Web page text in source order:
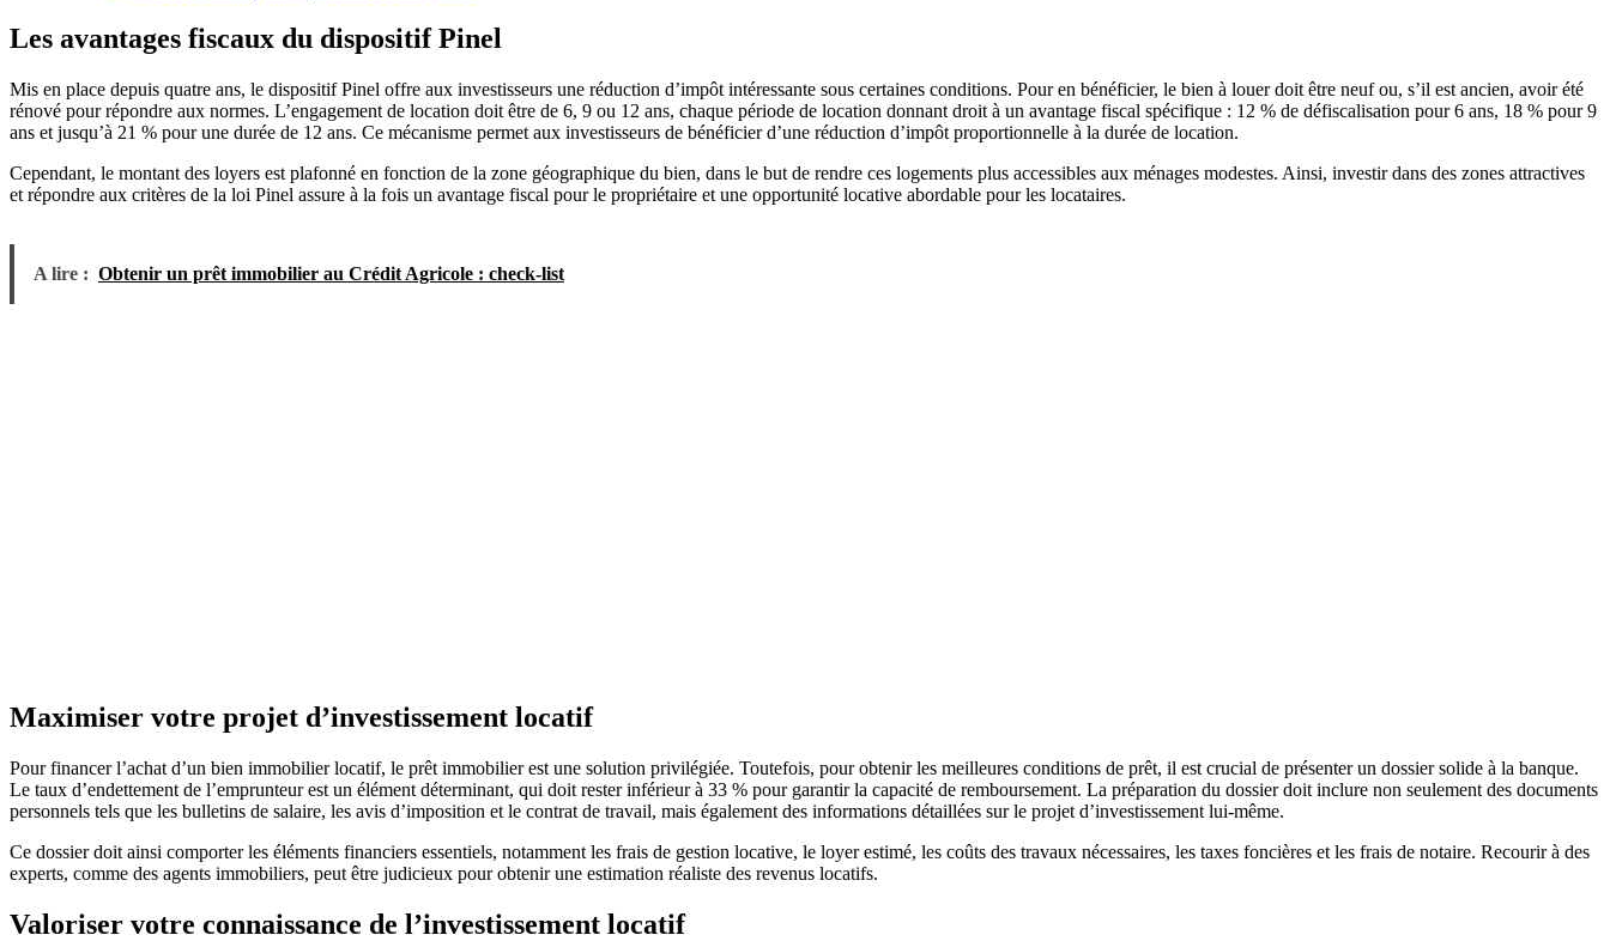
Les avantages fiscaux du dispositif Pinel
Mis en place depuis quatre ans, le dispositif Pinel offre aux investisseurs une réduction d’impôt intéressante sous certaines conditions. Pour en bénéficier, le bien à louer doit être neuf ou, s’il est ancien, avoir été
rénové pour répondre aux normes. L’engagement de location doit être de 6, 9 ou 12 ans, chaque période de location donnant droit à un avantage fiscal spécifique : 12 % de défiscalisation pour 6 ans, 18 % pour 9
ans et jusqu’à 21 % pour une durée de 12 ans. Ce mécanisme permet aux investisseurs de bénéficier d’une réduction d’impôt proportionnelle à la durée de location.
Cependant, le montant des loyers est plafonné en fonction de la zone géographique du bien, dans le but de rendre ces logements plus accessibles aux ménages modestes. Ainsi, investir dans des zones attractives
et répondre aux critères de la loi Pinel assure à la fois un avantage fiscal pour le propriétaire et une opportunité locative abordable pour les locataires.
A lire : Obtenir un prêt immobilier au Crédit Agricole : check-list
Maximiser votre projet d’investissement locatif
Pour financer l’achat d’un bien immobilier locatif, le prêt immobilier est une solution privilégiée. Toutefois, pour obtenir les meilleures conditions de prêt, il est crucial de présenter un dossier solide à la banque.
Le taux d’endettement de l’emprunteur est un élément déterminant, qui doit rester inférieur à 33 % pour garantir la capacité de remboursement. La préparation du dossier doit inclure non seulement des documents
personnels tels que les bulletins de salaire, les avis d’imposition et le contrat de travail, mais également des informations détaillées sur le projet d’investissement lui-même.
Ce dossier doit ainsi comporter les éléments financiers essentiels, notamment les frais de gestion locative, le loyer estimé, les coûts des travaux nécessaires, les taxes foncières et les frais de notaire. Recourir à des
experts, comme des agents immobiliers, peut être judicieux pour obtenir une estimation réaliste des revenus locatifs.
Valoriser votre connaissance de l’investissement locatif